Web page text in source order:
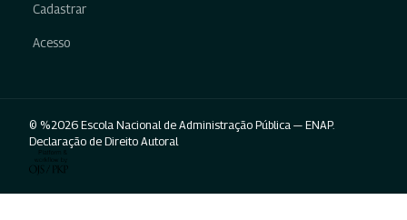
Cadastrar
Acesso
© %2026 Escola Nacional de Administração Pública — ENAP.
Declaração de Direito Autoral